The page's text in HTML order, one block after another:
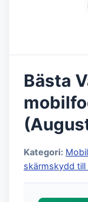
Bästa
Kategori:
skärmskydd till